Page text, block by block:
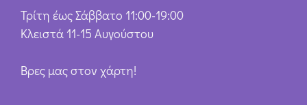
Τρίτη έως Σάββατο 11:00-19:00
Κλειστά 11-15 Αυγούστου
Βρες μας στον χάρτη!